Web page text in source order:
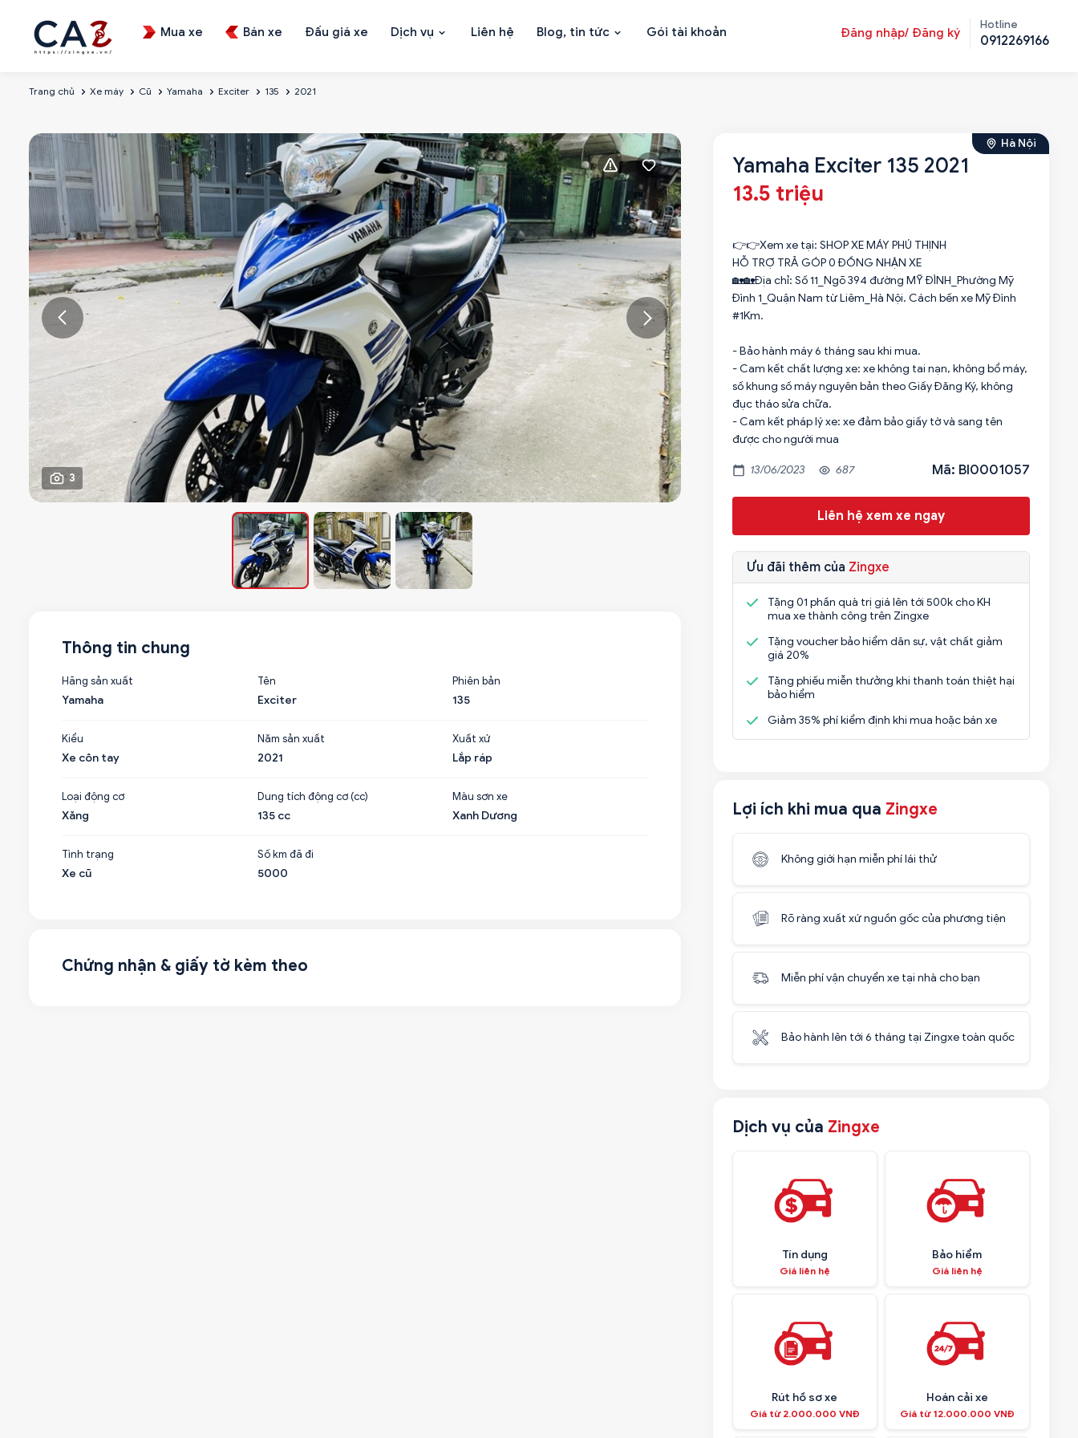
Mua xe Bán xe Đấu giá xe Dịch vụ Liên hệ Blog, tin tức Gói tài khoản Đăng nhập/ Đăng ký
Hotline
0912269166
Trang chủ Xe máy Cũ Yamaha Exciter 135 2021
3
Hà Nội
Yamaha Exciter 135 2021
13.5 triệu
👉👉Xem xe tại: SHOP XE MÁY PHÚ THỊNH
HỖ TRỢ TRẢ GÓP 0 ĐỒNG NHẬN XE
🏡🏡Địa chỉ: Số 11_Ngõ 394 đường MỸ ĐÌNH_Phường Mỹ
Đình 1_Quận Nam từ Liêm_Hà Nội. Cách bến xe Mỹ Đình
#1Km.
- Bảo hành máy 6 tháng sau khi mua.
- Cam kết chất lượng xe: xe không tai nạn, không bổ máy,
số khung số máy nguyên bản theo Giấy Đăng Ký, không
đục tháo sửa chữa.
- Cam kết pháp lý xe: xe đảm bảo giấy tờ và sang tên
được cho người mua
13/06/2023 687 Mã: BI0001057
Liên hệ xem xe ngay
Ưu đãi thêm của Zingxe
Tặng 01 phần quà trị giá lên tới 500k cho KH
mua xe thành công trên Zingxe
Tặng voucher bảo hiểm dân sự, vật chất giảm
giá 20%
Tặng phiếu miễn thưởng khi thanh toán thiệt hại
bảo hiểm
Giảm 35% phí kiểm định khi mua hoặc bán xe
Lợi ích khi mua qua Zingxe
Không giới hạn miễn phí lái thử
Rõ ràng xuất xứ nguồn gốc của phương tiện
Miễn phí vận chuyển xe tại nhà cho bạn
Bảo hành lên tới 6 tháng tại Zingxe toàn quốc
Dịch vụ của Zingxe
Tín dụng
Giá liên hệ
Bảo hiểm
Giá liên hệ
Rút hồ sơ xe
Giá từ 2.000.000 VNĐ
Hoán cải xe
Giá từ 12.000.000 VNĐ
Thông tin chung
Hãng sản xuất
Yamaha
Tên
Exciter
Phiên bản
135
Kiểu
Xe côn tay
Năm sản xuất
2021
Xuất xứ
Lắp ráp
Loại động cơ
Xăng
Dung tích động cơ (cc)
135 cc
Màu sơn xe
Xanh Dương
Tình trạng
Xe cũ
Số km đã đi
5000
Chứng nhận & giấy tờ kèm theo